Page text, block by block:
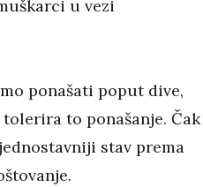
u vezi
ponašati poput dive,
to ponašanje.
stav prema